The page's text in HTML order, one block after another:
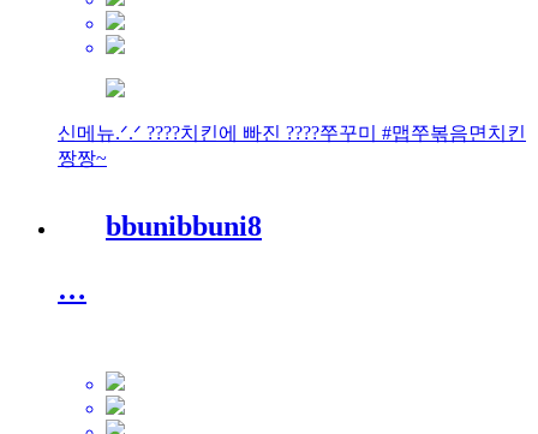
신메뉴.ᐟ.ᐟ ????치킨에 빠진 ????쭈꾸미 #맵쭈볶음면치킨
짱짱~
bbunibbuni8
…